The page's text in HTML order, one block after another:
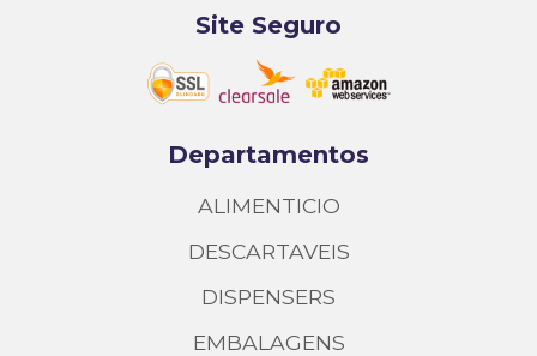
Site Seguro
Departamentos
ALIMENTICIO
DESCARTAVEIS
DISPENSERS
EMBALAGENS